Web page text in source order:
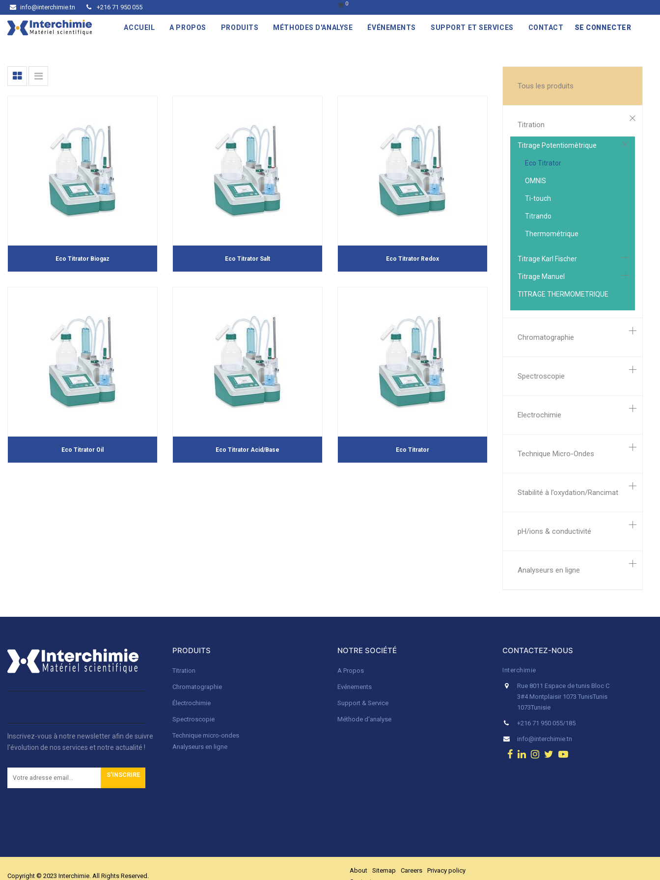
info@interchimie.tn +216 71 950 055 0
ACCUEIL A PROPOS PRODUITS MÉTHODES D'ANALYSE ÉVÉNEMENTS SUPPORT ET SERVICES CONTACT SE CONNECTER
Tous les produits
Titration
Titrage Potentiomètrique
Eco Titrator
OMNIS
Ti-touch
Titrando
Thermométrique
Titrage Karl Fischer
Titrage Manuel
TITRAGE THERMOMETRIQUE
Chromatographie
Spectroscopie
Electrochimie
Technique Micro-Ondes
Stabilité à l’oxydation/Rancimat
pH/ions & conductivité
Analyseurs en ligne
Eco Titrator Biogaz Eco Titrator Salt Eco Titrator Redox
Eco Titrator Oil Eco Titrator Acid/Base Eco Titrator
Inscrivez-vous à notre newsletter afin de suivre
l'évolution de nos services et notre actualité !
S'INSCRIRE
PRODUITS
Titration
Chromatographie
Électrochimie
Spectroscopie
Technique micro-ondes
Analyseurs en ligne
NOTRE SOCIÉTÉ
A Propos
Evénements
Support & Service
Méthode d'analyse
CONTACTEZ-NOUS
Interchimie
Rue 8011 Espace de tunis Bloc C
3#4 Montplaisir 1073 TunisTunis
1073Tunisie
+216 71 950 055/185
info@interchimie.tn
Copyright © 2023 Interchimie. All Rights Reserved.
About Sitemap Careers
Privacy policy